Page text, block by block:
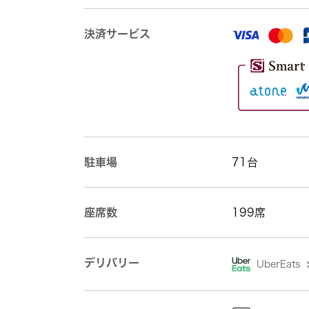
決済サービス
駐車場 71台
座席数 199席
デリバリー UberEats